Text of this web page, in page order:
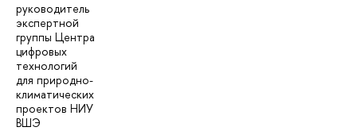
руководитель
экспертной
группы Центра
цифровых
технологий
для природно-
климатических
проектов НИУ
ВШЭ